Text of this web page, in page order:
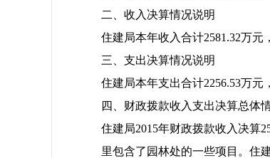
二、收入决算情况说明
住建局本年收入合计2581.32万元
三、支出决算情况说明
住建局本年支出合计2256.53万元
四、财政拨款收入支出决算总体
住建局2015年财政拨款收入决算
里包含了园林处的一些项目。住